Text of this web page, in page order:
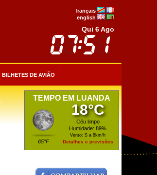
français
english
Qui 6 Ago
BILHETES DE AVIÃO
TEMPO EM LUANDA
65°F
18°C
Céu limpo
Humidade: 89%
Vento: S a 8km/h
Detalhes e previsões